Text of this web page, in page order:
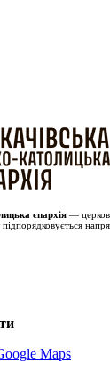
єпархія —
підпорядковується
Maps